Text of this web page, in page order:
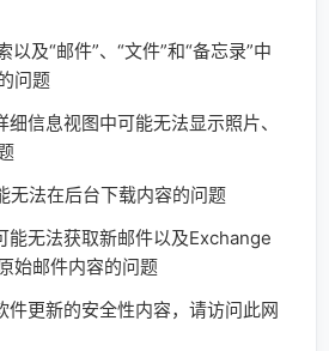
“邮件”、“文件”和“备忘录”中
问题
息视图中可能无法显示照片、
法在后台下载内容的问题
无法获取新邮件以及Exchange
始邮件内容的问题
更新的安全性内容，请访问此网